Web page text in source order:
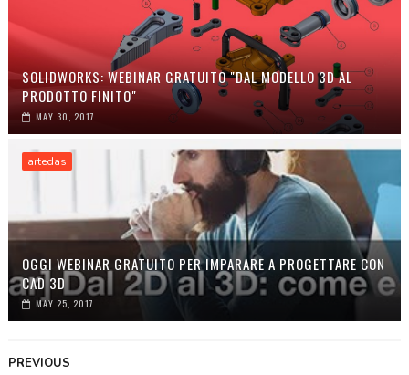
SOLIDWORKS: WEBINAR GRATUITO "DAL MODELLO 3D AL
PRODOTTO FINITO"
MAY 30, 2017
artedas
OGGI WEBINAR GRATUITO PER IMPARARE A PROGETTARE CON
CAD 3D
MAY 25, 2017
PREVIOUS